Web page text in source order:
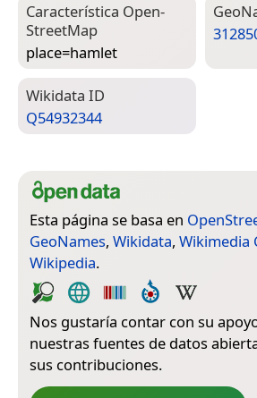
Característica Open­
Street­Map
place=­hamlet
Wiki­data ID
Q54932344
Esta página se basa en
GeoNames, Wikidata, Wikimedia
Wikipedia.
Nos gustaría contar con su
nuestras fuentes de datos
sus contribuciones.